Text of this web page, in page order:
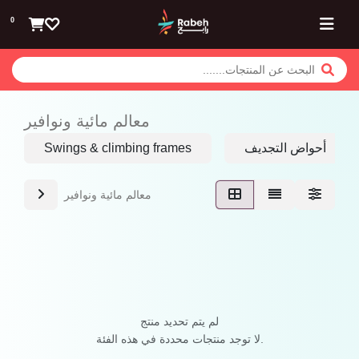
0
معالم مائية ونوافير
Swings & climbing frames أحواض التجديف
معالم مائية ونوافير
لم يتم تحديد منتج